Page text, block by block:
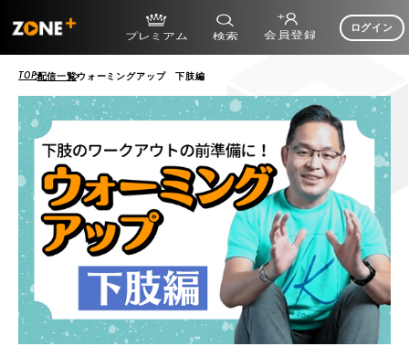
ログイン
TOP配信一覧ウォーミングアップ 下肢編